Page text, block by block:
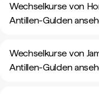
Wechselkurse von
Antillen-Gulden
Wechselkurse von
Antillen-Gulden